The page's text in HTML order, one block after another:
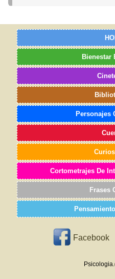
Bienestar
Personajes
Cortometrajes De
Frases
Facebook